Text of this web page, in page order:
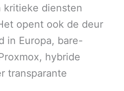
kritieke diensten
opent ook de deur
in Europa, bare-
hybride
transparante